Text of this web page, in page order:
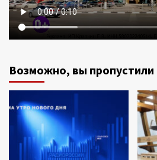
Возможно, вы пропустили